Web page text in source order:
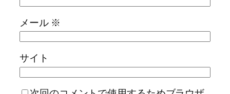
メール ※
サイト